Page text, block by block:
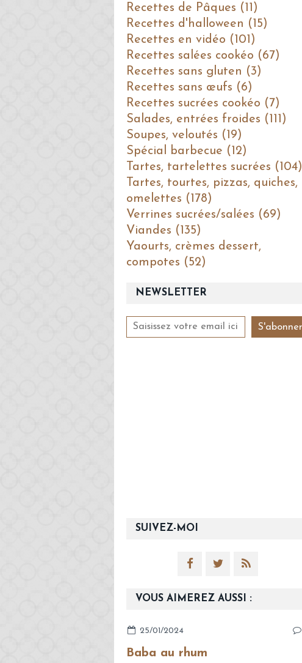
NEWSLETTER
SUIVEZ-MOI
VOUS AIMEREZ AUSSI :
25/01/2024
Baba au rhum
Recettes de Pâques (11)
Recettes d'halloween (15)
Recettes en vidéo (101)
Recettes salées cookéo (67)
Recettes sans gluten (3)
Recettes sans œufs (6)
Recettes sucrées cookéo (7)
Salades, entrées froides (111)
Soupes, veloutés (19)
Spécial barbecue (12)
Tartes, tartelettes sucrées (104)
Tartes, tourtes, pizzas, quiches,
omelettes (178)
Verrines sucrées/salées (69)
Viandes (135)
Yaourts, crèmes dessert,
compotes (52)